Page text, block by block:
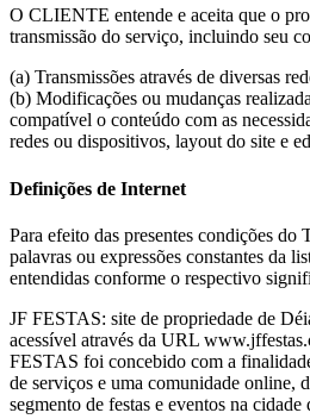
O CLIENTE entende e aceita que o
transmissão do serviço, incluindo seu
(a) Transmissões através de diversas
(b) Modificações ou mudanças
compatível o conteúdo com as
redes ou dispositivos, layout do site e
Definições de Internet
Para efeito das presentes condições do
palavras ou expressões constantes da
entendidas conforme o respectivo
JF FESTAS: site de propriedade de
acessível através da URL
FESTAS foi concebido com a
de serviços e uma comunidade online,
segmento de festas e eventos na